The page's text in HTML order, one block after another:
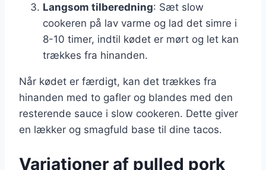
Langsom tilberedning: Sæt slow
cookeren på lav varme og lad det simre i
8-10 timer, indtil kødet er mørt og let kan
trækkes fra hinanden.
Når kødet er færdigt, kan det trækkes fra
hinanden med to gafler og blandes med den
resterende sauce i slow cookeren. Dette giver
en lækker og smagfuld base til dine tacos.
Variationer af pulled pork